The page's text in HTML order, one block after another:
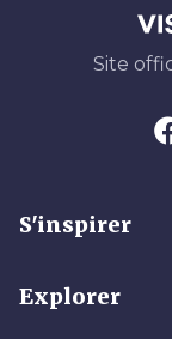
Site
S'inspirer
Explorer